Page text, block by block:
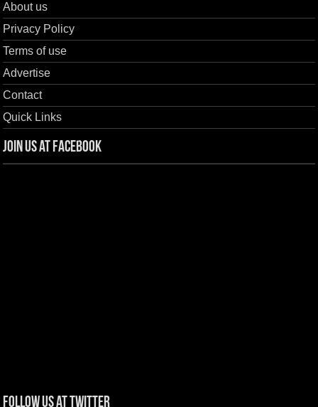
About us
Privacy Policy
Terms of use
Advertise
Contact
Quick Links
Join us at Facebook
Follow us at Twitter